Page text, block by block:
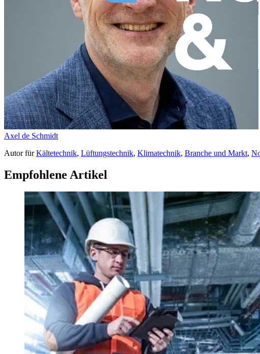
Axel de Schmidt
AutorfürKältetechnik, Lüftungstechnik, Klimatechnik, Branche und Markt,
Empfohlene Artikel